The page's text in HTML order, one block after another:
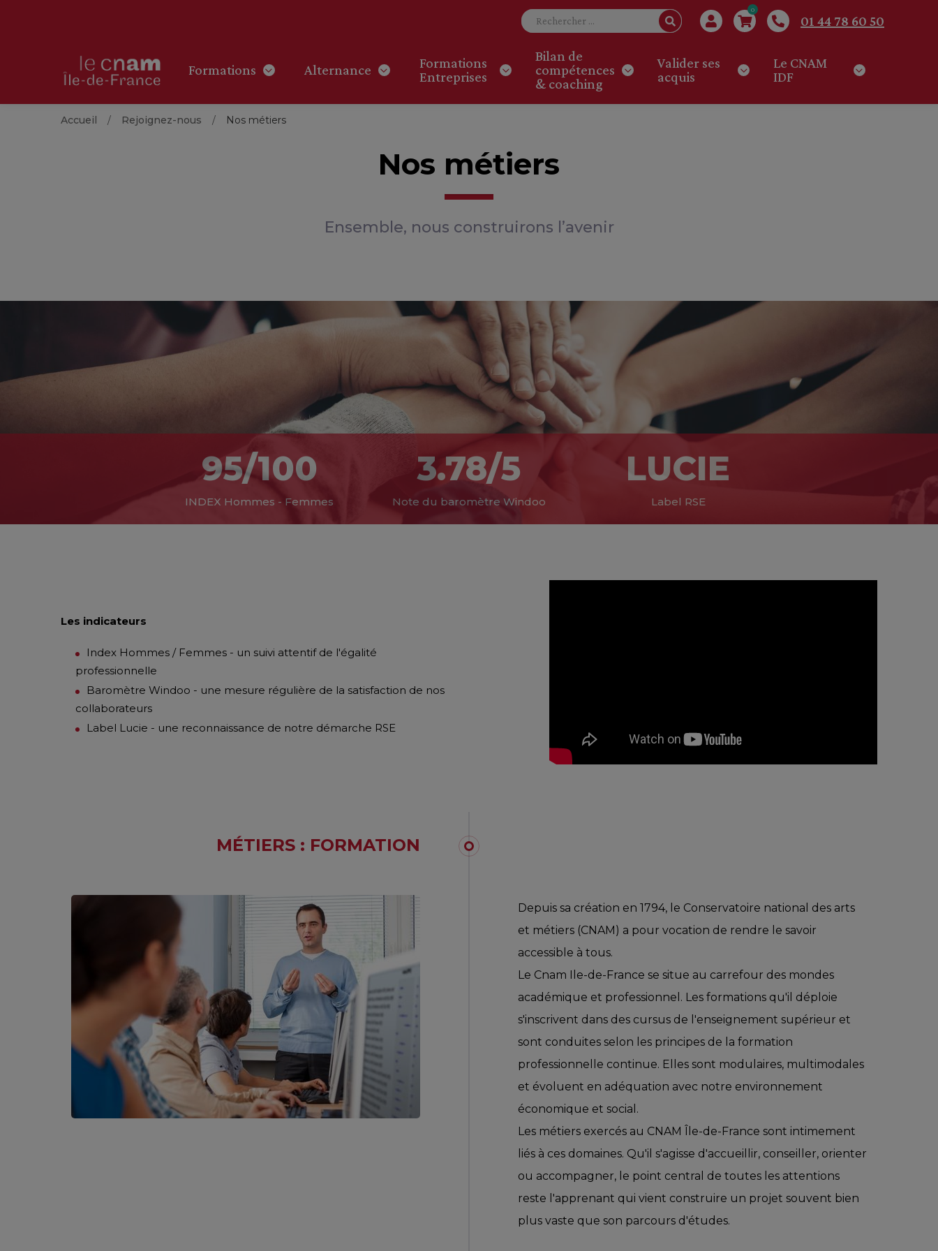
0
01 44 78 60 50
Formations Alternance
Formations
Entreprises
Bilan de
compétences
& coaching
Valider ses
acquis
Le CNAM
IDF
Accueil Rejoignez-nous Nos métiers
Nos métiers
Ensemble, nous construirons l’avenir
95/100
INDEX Hommes - Femmes
3.78/5
Note du baromètre Windoo
LUCIE
Label RSE
Les indicateurs
Index Hommes / Femmes - un suivi attentif de l'égalité
professionnelle
Baromètre Windoo - une mesure régulière de la satisfaction de nos
collaborateurs
Label Lucie - une reconnaissance de notre démarche RSE
MÉTIERS : FORMATION
Depuis sa création en 1794, le Conservatoire national des arts
et métiers (CNAM) a pour vocation de rendre le savoir
accessible à tous.
Le Cnam Ile-de-France se situe au carrefour des mondes
académique et professionnel. Les formations qu'il déploie
s'inscrivent dans des cursus de l'enseignement supérieur et
sont conduites selon les principes de la formation
professionnelle continue. Elles sont modulaires, multimodales
et évoluent en adéquation avec notre environnement
économique et social.
Les métiers exercés au CNAM Île-de-France sont intimement
liés à ces domaines. Qu'il s'agisse d'accueillir, conseiller, orienter
ou accompagner, le point central de toutes les attentions
reste l'apprenant qui vient construire un projet souvent bien
plus vaste que son parcours d'études.